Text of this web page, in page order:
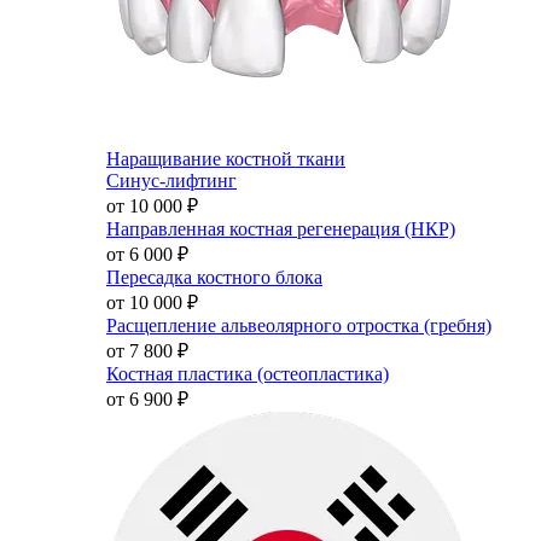
Наращивание костной ткани
Синус-лифтинг
от 10 000 ₽
Направленная костная регенерация (НКР)
от 6 000 ₽
Пересадка костного блока
от 10 000 ₽
Расщепление альвеолярного отростка (гребня)
от 7 800 ₽
Костная пластика (остеопластика)
от 6 900 ₽